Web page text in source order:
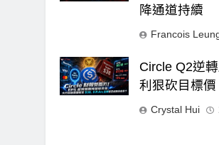
降通道持續
Francois
Circle Q2逆
利狠砍目標
Crystal Hui